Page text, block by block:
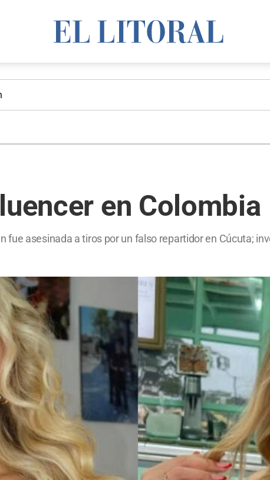
en Colombia
fue asesinada a tiros por un falso repartidor en Cúcuta;